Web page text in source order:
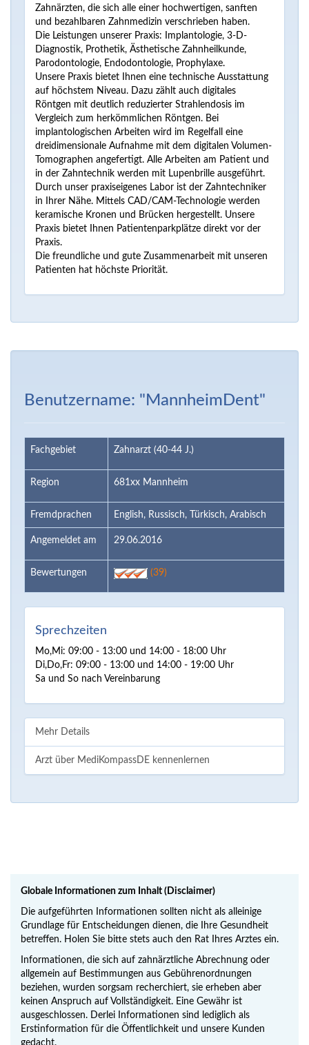
Zahnärzten, die sich alle einer hochwertigen, sanften
und bezahlbaren Zahnmedizin verschrieben haben.
Die Leistungen unserer Praxis: Implantologie, 3-D-
Diagnostik, Prothetik, Ästhetische Zahnheilkunde,
Parodontologie, Endodontologie, Prophylaxe.
Unsere Praxis bietet Ihnen eine technische Ausstattung
auf höchstem Niveau. Dazu zählt auch digitales
Röntgen mit deutlich reduzierter Strahlendosis im
Vergleich zum herkömmlichen Röntgen. Bei
implantologischen Arbeiten wird im Regelfall eine
dreidimensionale Aufnahme mit dem digitalen Volumen-
Tomographen angefertigt. Alle Arbeiten am Patient und
in der Zahntechnik werden mit Lupenbrille ausgeführt.
Durch unser praxiseigenes Labor ist der Zahntechniker
in Ihrer Nähe. Mittels CAD/CAM-Technologie werden
keramische Kronen und Brücken hergestellt. Unsere
Praxis bietet Ihnen Patientenparkplätze direkt vor der
Praxis.
Die freundliche und gute Zusammenarbeit mit unseren
Patienten hat höchste Priorität.
Benutzername: "MannheimDent"
Fachgebiet Zahnarzt (40-44 J.)
Region 681xx Mannheim
Fremdprachen English, Russisch, Türkisch, Arabisch
Angemeldet am 29.06.2016
Bewertungen (39)
Sprechzeiten
Mo,Mi: 09:00 - 13:00 und 14:00 - 18:00 Uhr
Di,Do,Fr: 09:00 - 13:00 und 14:00 - 19:00 Uhr
Sa und So nach Vereinbarung
Mehr Details
Arzt über MediKompassDE kennenlernen
Globale Informationen zum Inhalt (Disclaimer)
Die aufgeführten Informationen sollten nicht als alleinige
Grundlage für Entscheidungen dienen, die Ihre Gesundheit
betreffen. Holen Sie bitte stets auch den Rat Ihres Arztes ein.
Informationen, die sich auf zahnärztliche Abrechnung oder
allgemein auf Bestimmungen aus Gebührenordnungen
beziehen, wurden sorgsam recherchiert, sie erheben aber
keinen Anspruch auf Vollständigkeit. Eine Gewähr ist
ausgeschlossen. Derlei Informationen sind lediglich als
Erstinformation für die Öffentlichkeit und unsere Kunden